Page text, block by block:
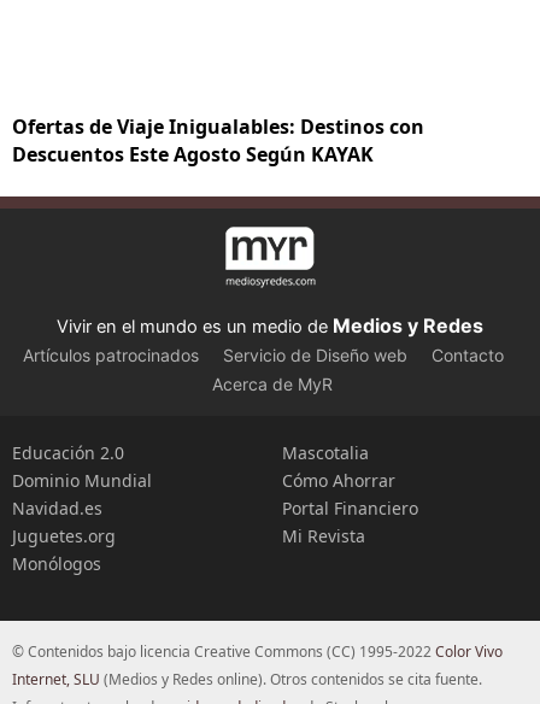
Ofertas de Viaje Inigualables: Destinos con
Descuentos Este Agosto Según KAYAK
Vivir en el mundo es un medio de Medios y Redes
Artículos patrocinados Servicio de Diseño web
Contacto
Acerca de MyR
Educación 2.0
Dominio Mundial
Navidad.es
Juguetes.org
Monólogos
Mascotalia
Cómo Ahorrar
Portal Financiero
Mi Revista
© Contenidos bajo licencia Creative Commons (CC) 1995-2022Color Vivo
Internet, SLU (Medios y Redes online). Otros contenidos se cita fuente.